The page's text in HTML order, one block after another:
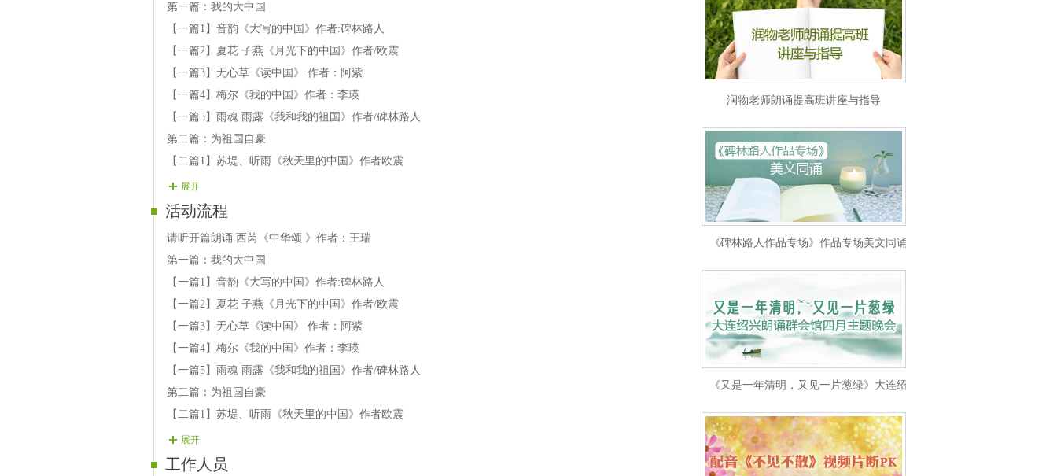
第一篇：我的大中国
【一篇1】音韵《大写的中国》作者:碑林路人
【一篇2】夏花 子燕《月光下的中国》作者/欧震
【一篇3】无心草《读中国》 作者：阿紫
【一篇4】梅尔《我的中国》作者：李瑛
【一篇5】雨魂 雨露《我和我的祖国》作者/碑林路人
第二篇：为祖国自豪
【二篇1】苏堤、听雨《秋天里的中国》作者欧震
【二篇2】蓝湾 《为祖国而歌》作者：陈辉
【二篇3】晓辉《我们的国家》作者：熊辉
【四篇2】绿野&孤舟《 华夏月更圆》作者/孤舟
【四篇3】 蓝风衣《月下独酌》作者/李白
展开
活动流程
请听开篇朗诵 西芮《中华颂 》作者：王瑞
第一篇：我的大中国
【一篇1】音韵《大写的中国》作者:碑林路人
【一篇2】夏花 子燕《月光下的中国》作者/欧震
【一篇3】无心草《读中国》 作者：阿紫
【一篇4】梅尔《我的中国》作者：李瑛
【一篇5】雨魂 雨露《我和我的祖国》作者/碑林路人
第二篇：为祖国自豪
【二篇1】苏堤、听雨《秋天里的中国》作者欧震
【二篇2】蓝湾 《为祖国而歌》作者：陈辉
【二篇3】晓辉《我们的国家》作者：熊辉
展开
工作人员
润物老师朗诵提高班讲座与指导
《碑林路人作品专场》作品专场美文同诵
《又是一年清明，又见一片葱绿》大连绍兴朗诵群会馆四月主题晚会